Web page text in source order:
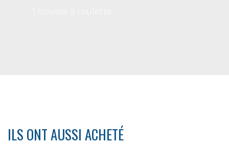
ILS ONT AUSSI ACHETÉ